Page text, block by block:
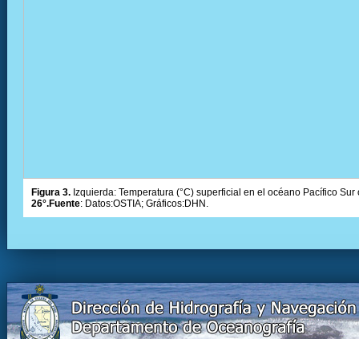
Figura 3. Izquierda: Temperatura (°C) superficial en el océano Pacífico
26°.Fuente: Datos:OSTIA; Gráficos:DHN.